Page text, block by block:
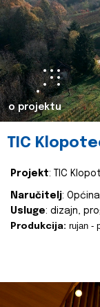
o projektu
TIC
Projekt: TIC
Naručitelj:
Usluge: dizajn,
Produkcija: rujan -